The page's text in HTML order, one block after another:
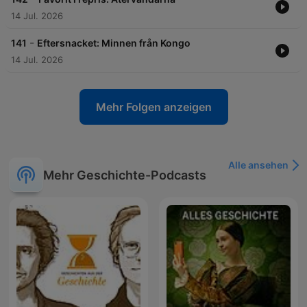
14 Jul. 2026
141 - Eftersnacket: Minnen från Kongo
14 Jul. 2026
Mehr Folgen anzeigen
Mehr Geschichte-Podcasts
Alle ansehen